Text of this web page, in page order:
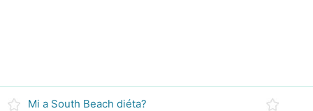
Mi a South Beach diéta?